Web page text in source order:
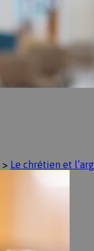
> Le chrétien et